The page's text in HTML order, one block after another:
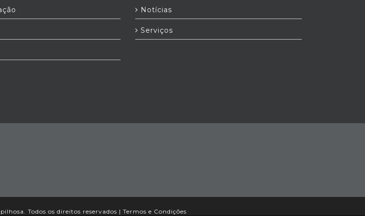
Notícias
Serviços
Todos os direitos reservados | Termos e Condições